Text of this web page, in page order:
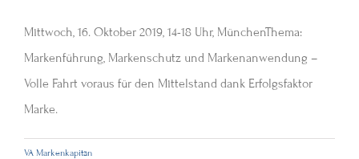
Mittwoch, 16. Oktober 2019, 14-18 Uhr, MünchenThema:
Markenführung, Markenschutz und Markenanwendung –
Volle Fahrt voraus für den Mittelstand dank Erfolgsfaktor
Marke.
VA Markenkapitän